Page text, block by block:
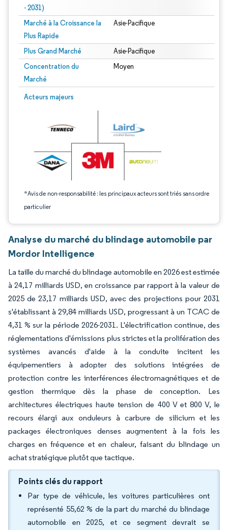
- 2031)
Marché à la Croissance la
Plus Rapide
Asie-Pacifique
Plus Grand Marché Asie-Pacifique
Concentration du
Marché
Moyen
Acteurs majeurs
*Avis de non-responsabilité : les principaux acteurs sont triés sans ordre
particulier
Image © Mordor Intelligence. La réutilisation nécessite une attribution sous CC
Analyse du marché du blindage automobile par
Mordor Intelligence
La taille du marché du blindage automobile en 2026 est estimée
à 24,17 milliards USD, en croissance par rapport à la valeur de
2025 de 23,17 milliards USD, avec des projections pour 2031
s'établissant à 29,84 milliards USD, progressant à un TCAC de
4,31 % sur la période 2026-2031. L'électrification continue, des
réglementations d'émissions plus strictes et la prolifération des
systèmes avancés d'aide à la conduite incitent les
équipementiers à adopter des solutions intégrées de
protection contre les interférences électromagnétiques et de
gestion thermique dès la phase de conception. Les
architectures électriques haute tension de 400 V et 800 V, le
recours élargi aux onduleurs à carbure de silicium et les
packages électroniques denses augmentent à la fois les
charges en fréquence et en chaleur, faisant du blindage un
achat stratégique plutôt que tactique.
Points clés du rapport
Par type de véhicule, les voitures particulières ont
représenté 55,62 % de la part du marché du blindage
automobile en 2025, et ce segment devrait se